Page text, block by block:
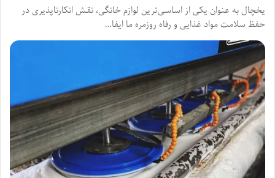
یخچال به عنوان یکی از اساسی‌ترین لوازم خانگی، نقش انکارناپذیری در
حفظ سلامت مواد غذایی و رفاه روزمره ما ایفا…